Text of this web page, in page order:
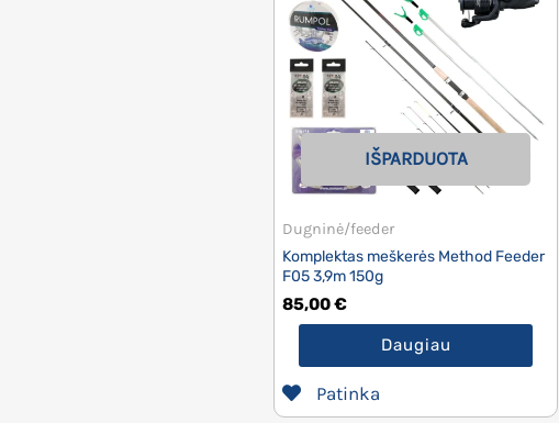
IŠPARDUOTA
Dugninė/feeder
Komplektas meškerės Method Feeder
F05 3,9m 150g
85,00€
Daugiau
Patinka